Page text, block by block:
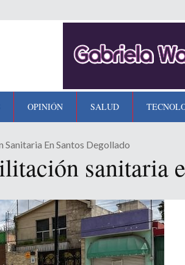
OPINIÓN SALUD
En Santos Degollado
sanitaria